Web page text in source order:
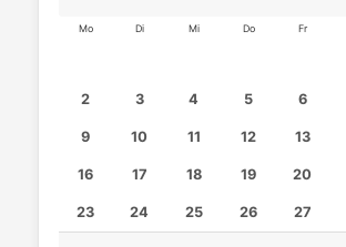
Mo Di Mi Do Fr
2 3 4 5 6
9 10 11 12 13
16 17 18 19 20
23 24 25 26 27